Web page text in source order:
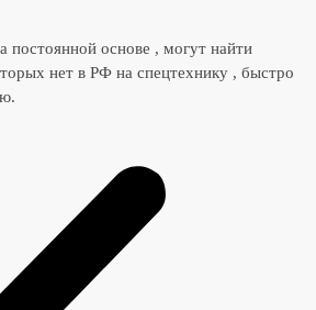
постоянной основе , могут найти
нет в РФ на спецтехнику , быстро